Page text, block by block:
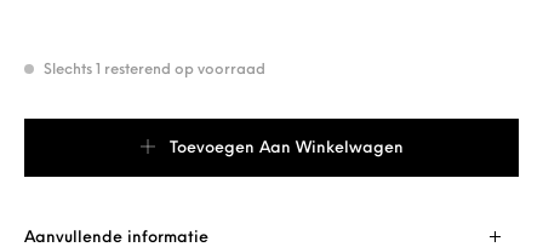
Slechts 1 resterend op voorraad
Toevoegen Aan Winkelwagen
Aanvullende informatie